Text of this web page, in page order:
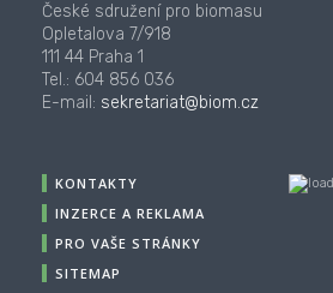
České sdružení pro biomasu
Opletalova 7/918
111 44 Praha 1
Tel.: 604 856 036
E-mail: sekretariat@biom.cz
KONTAKTY
INZERCE A REKLAMA
PRO VAŠE STRÁNKY
SITEMAP